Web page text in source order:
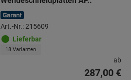
Art.-Nr.: 215609
Lieferbar
18 Varianten
ab
287,00 €